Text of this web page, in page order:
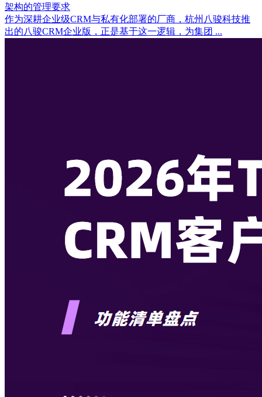
架构的管理要求
作为深耕企业级CRM与私有化部署的厂商，杭州八骏科技推
出的八骏CRM企业版，正是基于这一逻辑，为集团 ...